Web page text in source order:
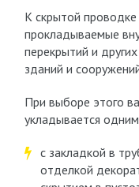
К скрытой проводке
прокладываемые
перекрытий и
зданий и
При выборе этого
укладывается
с закладкой в
отделкой